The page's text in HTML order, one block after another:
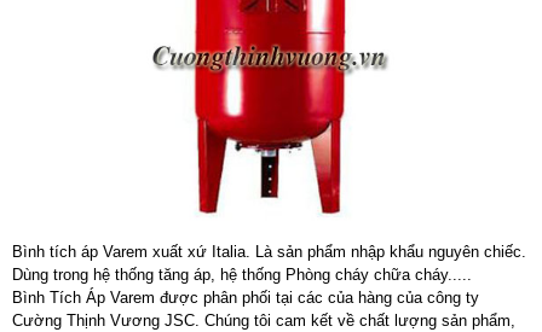
Bình tích áp Varem xuất xứ Italia. Là sản phẩm nhập khẩu nguyên chiếc.
Dùng trong hệ thống tăng áp, hệ thống Phòng cháy chữa cháy.....
Bình Tích Áp Varem được phân phối tại các của hàng của công ty
Cường Thịnh Vương JSC. Chúng tôi cam kết về chất lượng sản phẩm,